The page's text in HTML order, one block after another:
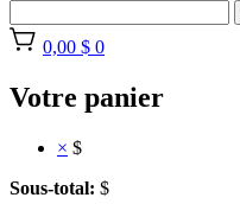
0,00 $ 0
Votre panier
× $
Sous-total: $